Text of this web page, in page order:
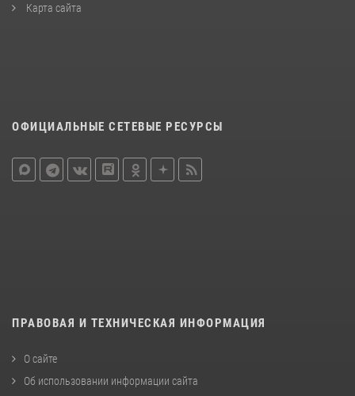
Карта сайта
ОФИЦИАЛЬНЫЕ СЕТЕВЫЕ РЕСУРСЫ
ПРАВОВАЯ И ТЕХНИЧЕСКАЯ ИНФОРМАЦИЯ
О сайте
Об использовании информации сайта